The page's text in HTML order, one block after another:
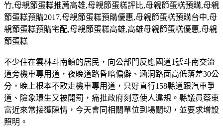
竹,母親節蛋糕推薦高雄,母親節蛋糕評比,母親節蛋糕預購,母親
節蛋糕預購2017,母親節蛋糕預購優惠,母親節蛋糕預購台中,母
親節蛋糕預購宅配,母親節蛋糕高雄,高雄母親節蛋糕優惠,母親
節蛋糕
不少住在雲林斗南鎮的居民，向公部門反應國道1號斗南交流
道旁機車專用道，夜晚道路昏暗偏僻、涵洞路面高低落差30公
分，晚上根本不敢走機車專用道，只好直行158縣道跟汽車爭
道、險象環生又被開罰，痛批政府刻意使人違規。縣議員蔡東
富近來常接獲陳情，今天會同相關單位到場關切，並要求增設
照明。